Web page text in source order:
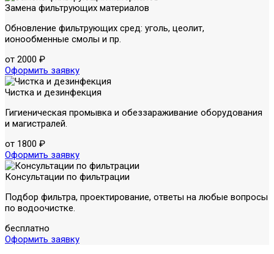
Замена фильтрующих материалов
Обновление фильтрующих сред: уголь, цеолит,
ионообменные смолы и пр.
от 2000 ₽
Оформить заявку
Чистка и дезинфекция
Гигиеническая промывка и обеззараживание оборудования
и магистралей.
от 1800 ₽
Оформить заявку
Консультации по фильтрации
Подбор фильтра, проектирование, ответы на любые вопросы
по водоочистке.
бесплатно
Оформить заявку